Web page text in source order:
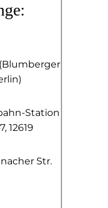
(Blumberger
Station
12619
Str.